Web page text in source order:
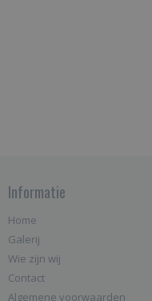
Informatie
Home
Galerij
Wie zijn wij
Contact
Algemene voorwaarden